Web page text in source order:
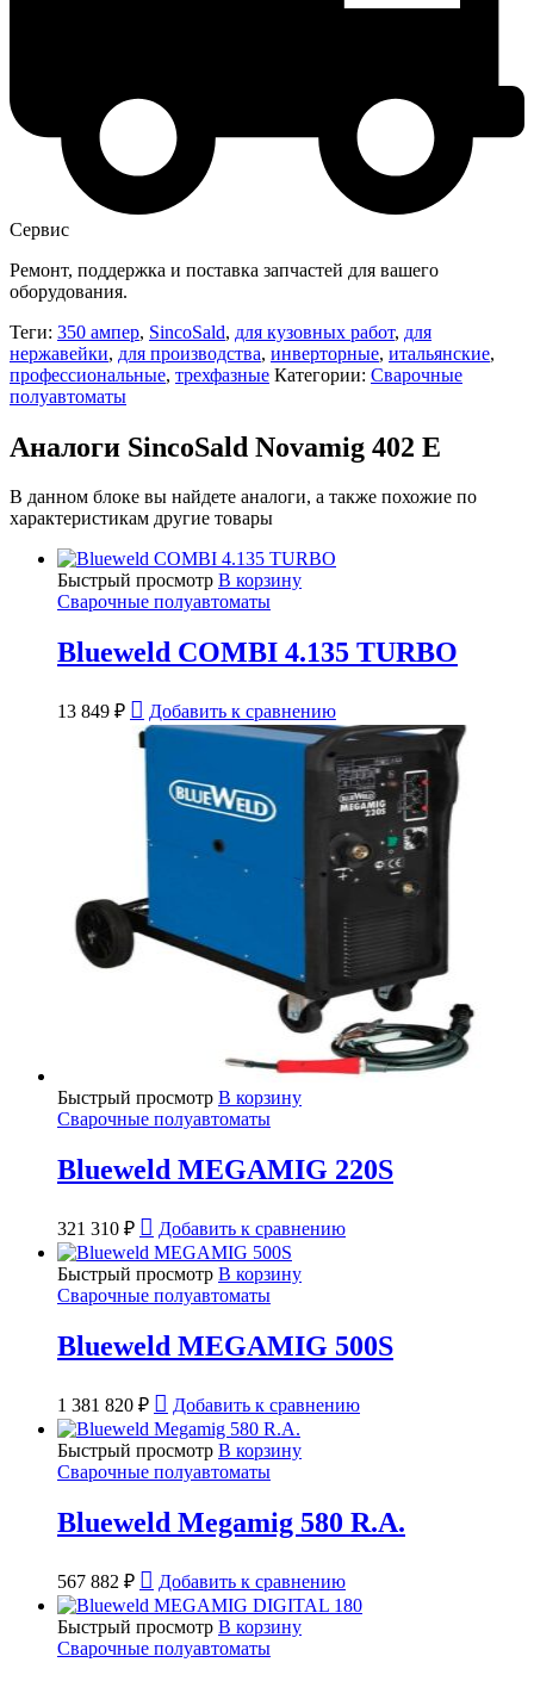
Сервис
Ремонт, поддержка и поставка запчастей для вашего
оборудования.
Теги: 350 ампер, SincoSald, для кузовных работ, для
нержавейки, для производства, инверторные, итальянские,
профессиональные, трехфазные Категории: Сварочные
полуавтоматы
Аналоги SincoSald Novamig 402 E
В данном блоке вы найдете аналоги, а также похожие по
характеристикам другие товары
Быстрый просмотр В корзину
Сварочные полуавтоматы
Blueweld COMBI 4.135 TURBO
13 849 ₽ Добавить к сравнению
Быстрый просмотр В корзину
Сварочные полуавтоматы
Blueweld MEGAMIG 220S
321 310 ₽ Добавить к сравнению
Быстрый просмотр В корзину
Сварочные полуавтоматы
Blueweld MEGAMIG 500S
1 381 820 ₽ Добавить к сравнению
Быстрый просмотр В корзину
Сварочные полуавтоматы
Blueweld Megamig 580 R.A.
567 882 ₽ Добавить к сравнению
Быстрый просмотр В корзину
Сварочные полуавтоматы